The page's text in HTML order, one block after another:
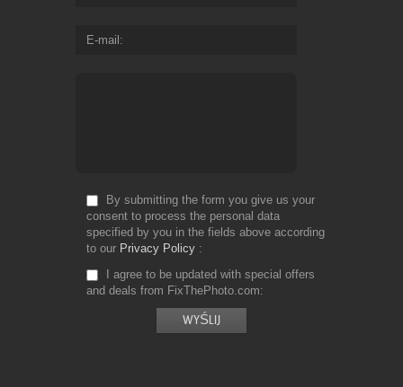
E-mail
By submitting the form you give us your
consent to process the personal data
specified by you in the fields above according
to our Privacy Policy
I agree to be updated with special offers
and deals from FixThePhoto.com